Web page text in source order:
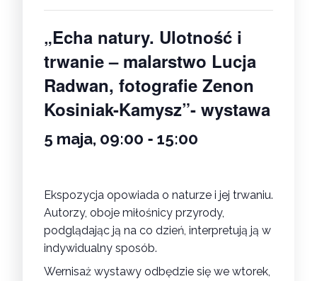
„Echa natury. Ulotność i
trwanie – malarstwo Lucja
Radwan, fotografie Zenon
Kosiniak-Kamysz”- wystawa
5 maja, 09:00 - 15:00
Ekspozycja opowiada o naturze i jej trwaniu.
Autorzy, oboje miłośnicy przyrody,
podglądając ją na co dzień, interpretują ją w
indywidualny sposób.
Wernisaż wystawy odbędzie się we wtorek,